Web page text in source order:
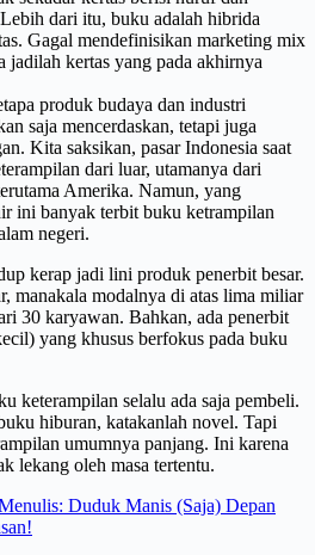
dari itu, buku adalah hibrida
Gagal mendefinisikan marketing mix
jadilah kertas yang pada akhirnya
produk budaya dan industri
saja mencerdaskan, tetapi juga
Kita saksikan, pasar Indonesia saat
dari luar, utamanya dari
Amerika. Namun, yang
ini banyak terbit buku ketrampilan
negeri.
kerap jadi lini produk penerbit besar.
manakala modalnya di atas lima miliar
30 karyawan. Bahkan, ada penerbit
yang khusus berfokus pada buku
keterampilan selalu ada saja pembeli.
hiburan, katakanlah novel. Tapi
umumnya panjang. Ini karena
lekang oleh masa tertentu.
Duduk Manis (Saja) Depan